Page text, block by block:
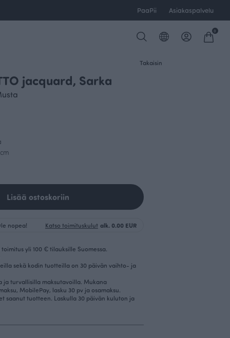
PaaPii Asiakaspalvelu
0
Takaisin
jacquard, Sarka
Lisää ostoskoriin
nopea! Katso toimituskulut alk. 0.00 EUR
yli 100 € tilauksille Suomessa.
sekä kodin tuotteilla on 30 päivän vaihto- ja
ja turvallisilla maksutavoilla. Mukana
MobilePay, lasku 30 pv ja osamaksu.
saanut tuotteen. Laskulla 30 päivän kuluton ja